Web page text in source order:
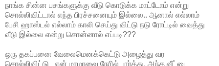
நாங்க சின்ன பசங்களுக்கு வீடு கொடுக்க மாட்டோம் என்று
சொல்லிவிட்டால் எந்த பிரச்சனையும் இல்லை.. ஆனால் எல்லாம்
பேசி ஹாஸ்டல் எல்லாம் காலி செய்து விட்டு நடு ரோட்டில் வைத்து
வீடு இல்லை என்று சொன்னால் எப்படி???
ஒரு தகப்பனை வேலைமெனக்கெட்டு அழைத்து வர
சொல்லிவிட்டு என் மாமாவை நேரில் பார்த்து, அந்த வீட்டை